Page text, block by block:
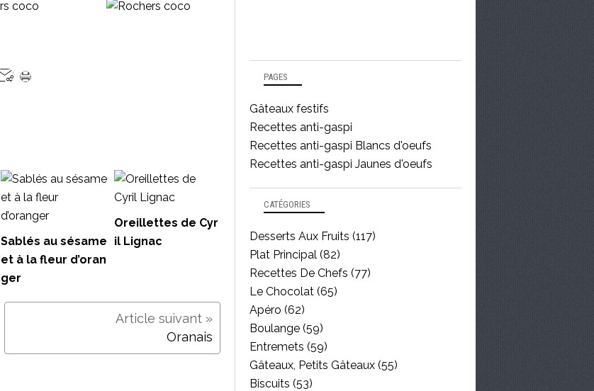
Sablés au sésame
et à la fleur d’oran
ger
Oreillettes de Cyr
il Lignac
Oranais
PAGES
Gâteaux festifs
Recettes anti-gaspi
Recettes anti-gaspi Blancs d'oeufs
Recettes anti-gaspi Jaunes d'oeufs
CATÉGORIES
Desserts Aux Fruits (117)
Plat Principal (82)
Recettes De Chefs (77)
Le Chocolat (65)
Apéro (62)
Boulange (59)
Entremets (59)
Gâteaux, Petits Gâteaux (55)
Biscuits (53)